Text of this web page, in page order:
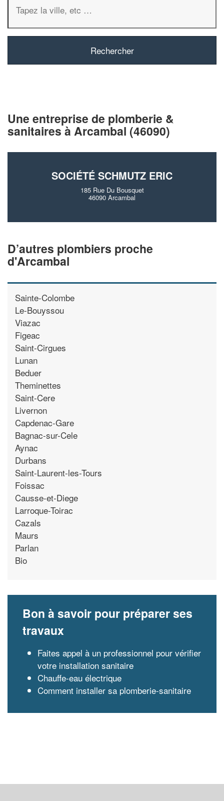
Une entreprise de plomberie &
sanitaires à Arcambal (46090)
SOCIÉTÉ SCHMUTZ ERIC
185 Rue Du Bousquet
46090 Arcambal
D’autres plombiers proche
d'Arcambal
Sainte-Colombe
Le-Bouyssou
Viazac
Figeac
Saint-Cirgues
Lunan
Beduer
Theminettes
Saint-Cere
Livernon
Capdenac-Gare
Bagnac-sur-Cele
Aynac
Durbans
Saint-Laurent-les-Tours
Foissac
Causse-et-Diege
Larroque-Toirac
Cazals
Maurs
Parlan
Bio
Bon à savoir pour préparer ses
travaux
Faites appel à un professionnel pour vérifier
votre installation sanitaire
Chauffe-eau électrique
Comment installer sa plomberie-sanitaire
✕
Augmentez votrechiffre
vosmargestout en gagnant de